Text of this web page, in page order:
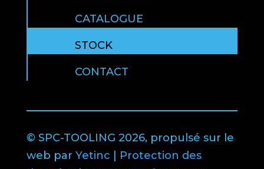
CATALOGUE
STOCK
CONTACT
© SPC-TOOLING 2026, propulsé sur le
web par Yetinc
Protection des